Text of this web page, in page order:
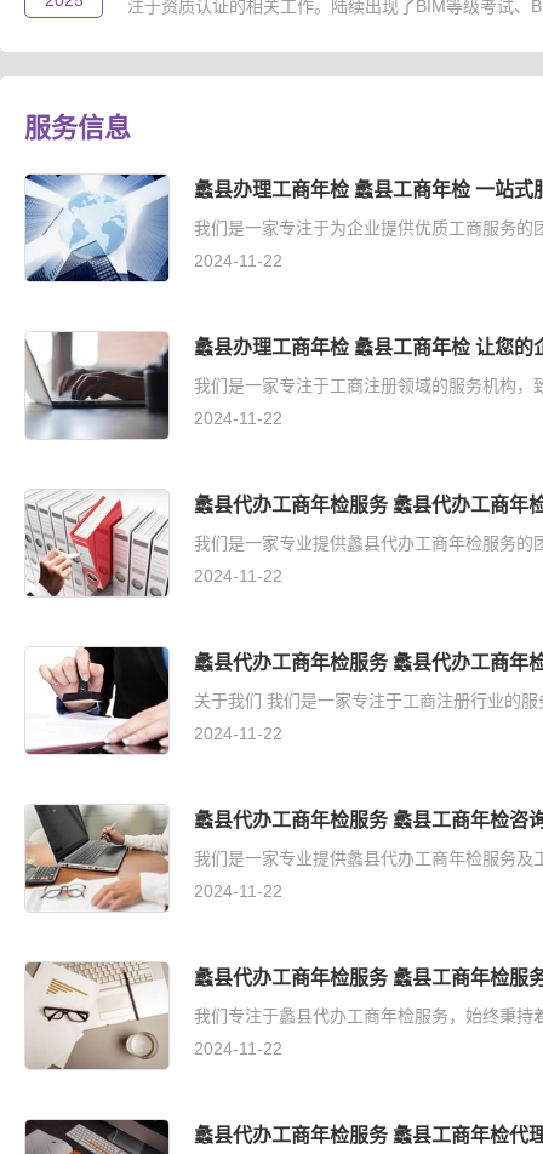
注于资质认证的相关工作。陆续出现了BIM等级考试、
服务信息
蠡县办理工商年检 蠡县工商年检 一站式
我们是一家专注于为企业提供优质工商服务
2024-11-22
蠡县办理工商年检 蠡县工商年检 让您的
我们是一家专注于工商注册领域的服务机构
2024-11-22
蠡县代办工商年检服务 蠡县代办工商年
我们是一家专业提供蠡县代办工商年检服务
2024-11-22
蠡县代办工商年检服务 蠡县代办工商年
关于我们 我们是一家专注于工商注册行业的
2024-11-22
蠡县代办工商年检服务 蠡县工商年检咨
我们是一家专业提供蠡县代办工商年检服务
2024-11-22
蠡县代办工商年检服务 蠡县工商年检服
我们专注于蠡县代办工商年检服务，始终秉持
2024-11-22
蠡县代办工商年检服务 蠡县工商年检代